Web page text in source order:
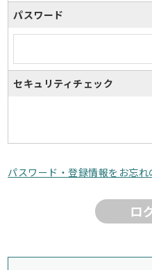
パスワード
セキュリティチェック
パスワード・登録情報をお忘れ
ロ